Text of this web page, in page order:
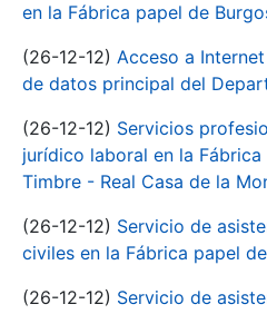
en la Fábrica papel de
(26-12-12) Acceso a
de datos principal del
(26-12-12) Servicios
jurídico laboral en la
Timbre - Real Casa de la
(26-12-12) Servicio de
civiles en la Fábrica papel
(26-12-12) Servicio de